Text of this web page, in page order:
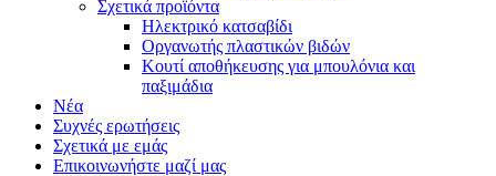
Σχετικά προϊόντα
Ηλεκτρικό κατσαβίδι
Οργανωτής πλαστικών βιδών
Κουτί αποθήκευσης για μπουλόνια και
παξιμάδια
Νέα
Συχνές ερωτήσεις
Σχετικά με εμάς
Επικοινωνήστε μαζί μας